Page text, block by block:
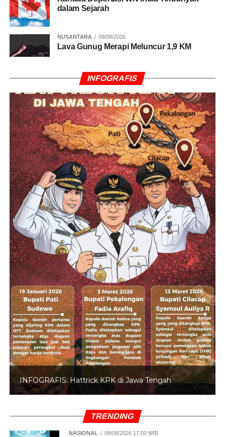
DON'T MISS
Polda Sumut Limpahkan Berkas Kasus Suntik
Vaksin Kosong ke Kejati
dalam Sejarah
NUSANTARA 09/08/2026
Lava Gunug Merapi Meluncur 1,9 KM
INFOGRAFIS
INFOGRAFIS: 5 Anggota DPR Dinonaktifkan
TRENDING
NASIONAL 08/08/2026 17:00 WIB